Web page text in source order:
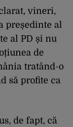
vineri,
președinte al
al PD și nu
de
tratând-o
să profite ca
de fapt, că